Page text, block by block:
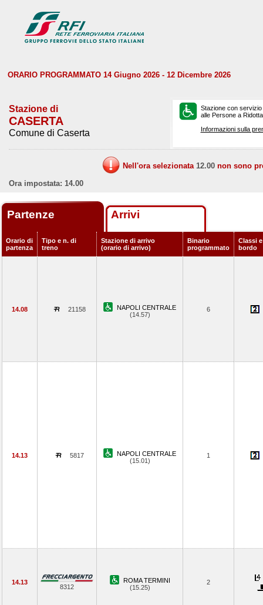
ORARIO PROGRAMMATO 14 Giugno 2026 - 12 Dicembre 2026
Stazione di
CASERTA
Comune di Caserta
Stazione con
alle Persone a
Informazioni sulla
Nell'ora selezionata 12.00 non sono
Ora impostata: 14.00
Partenze Arrivi
Orario di
partenza
Tipo e n. di
treno
Stazione di arrivo
(orario di arrivo)
Binario
programmato
Classi
bordo
14.08 21158
NAPOLI CENTRALE
(14.57)
6
14.13 5817
NAPOLI CENTRALE
(15.01)
1
14.13
8312
ROMA TERMINI
(15.25)
2